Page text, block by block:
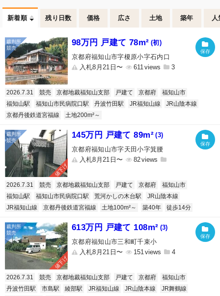
新着順 残り日数 価格 広さ 土地 築年 人
98万円 戸建て 78m² (初)
京都府福知山市字榎原小字石内口
入札8月21日〜
611 3
2026.7.31 競売 京都地裁福知山支部 戸建て 京都府
福知山市
福知山駅
福知山市民病院口駅 丹波竹田駅 JR福知山線
JR山陰本線
京都丹後鉄道宮福線
土地200m²～
値下げ
145万円 戸建て 89m² (3)
京都府福知山市字天田小字箕腰
入札8月21日〜
82
2026.7.31 競売 京都地裁福知山支部 戸建て 京都府
福知山市
福知山駅
福知山市民病院口駅 荒河かしの木台駅
JR山陰本線
JR福知山線
京都丹後鉄道宮福線 土地100m²～ 築40年 徒歩14分
値下げ
613万円 戸建て 108m² (3)
京都府福知山市三和町千束小
入札8月21日〜
151 4
2026.7.31 競売 京都地裁福知山支部 戸建て 京都府
福知山市
丹波竹田駅
市島駅 綾部駅 JR福知山線 JR山陰本線
JR舞鶴線